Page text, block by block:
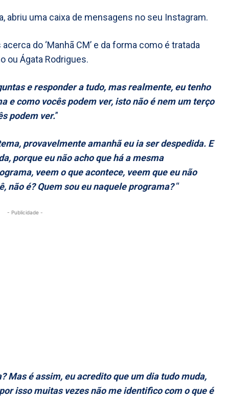
abriu uma caixa de mensagens no seu Instagram.
do ‘Manhã CM’ e da forma como é tratada
ou Ágata Rodrigues.
e responder a tudo, mas realmente, eu tenho
e como vocês podem ver, isto não é nem um terço
podem ver.”
provavelmente amanhã eu ia ser despedida. E
porque eu não acho que há a mesma
veem o que acontece, veem que eu não
não é? Quem sou eu naquele programa?“
- Publicidade -
Mas é assim, eu acredito que um dia tudo muda,
isso muitas vezes não me identifico com o que é